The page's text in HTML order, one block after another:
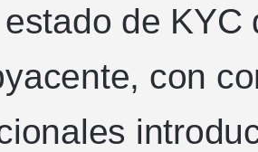
de KYC
con